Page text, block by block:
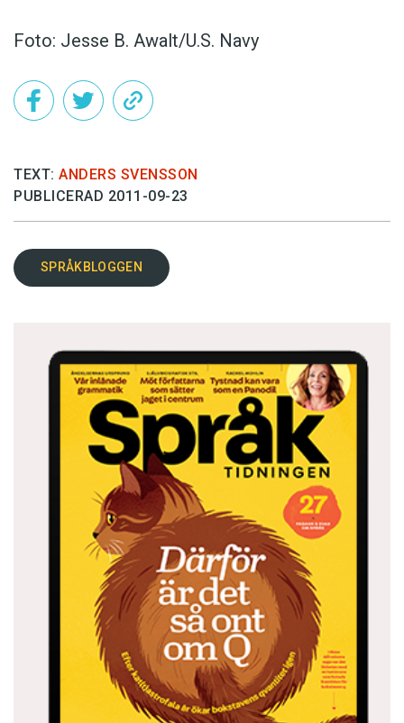
Foto: Jesse B. Awalt/U.S. Navy
TEXT: ANDERS SVENSSON
PUBLICERAD 2011-09-23
SPRÅKBLOGGEN